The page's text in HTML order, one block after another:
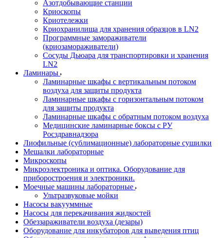
Азотдобывающие станции
Криоскопы
Криотележки
Криохранилища для хранения образцов в LN2
Программные замораживатели
(криозамораживатели)
Сосуды Дьюара для транспортировки и хранения
LN2
Ламинары
Ламинарные шкафы с вертикальным потоком
воздуха для защиты продукта
Ламинарные шкафы с горизонтальным потоком
для защиты продукта
Ламинарные шкафы с обратным потоком воздуха
Медицинские ламинарные боксы с РУ
Росздравнадзора
Лиофильные (сублимационные) лабораторные сушилки
Мешалки лабораторные
Микроскопы
Микроэлектроника и оптика. Оборудование для
приборостроения и электроники.
Моечные машины лабораторные
Ультразвуковые мойки
Насосы вакууммные
Насосы для перекачивания жидкостей
Обеззараживатели воздуха (дезары)
Оборудование для инкубаторов для выведения птиц